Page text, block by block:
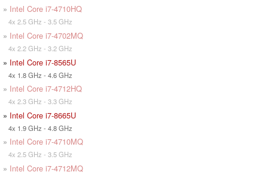
» Intel Core i7-4710HQ
4x 2.5 GHz - 3.5 GHz
» Intel Core i7-4702MQ
4x 2.2 GHz - 3.2 GHz
» Intel Core i7-8565U
4x 1.8 GHz - 4.6 GHz
» Intel Core i7-4712HQ
4x 2.3 GHz - 3.3 GHz
» Intel Core i7-8665U
4x 1.9 GHz - 4.8 GHz
» Intel Core i7-4710MQ
4x 2.5 GHz - 3.5 GHz
» Intel Core i7-4712MQ